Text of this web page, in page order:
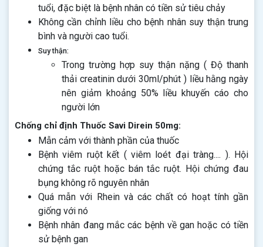
tuổi, đặc biệt là bệnh nhân có tiền sử tiêu chảy
Không cần chỉnh liều cho bệnh nhân suy thận trung
bình và người cao tuổi.
Suy thận:
Trong trường hợp suy thận nặng ( Độ thanh
thải creatinin dưới 30ml/phút ) liều hằng ngày
nên giảm khoảng 50% liều khuyến cáo cho
người lớn
Chống chỉ định Thuốc Savi Direin 50mg:
Mẫn cảm với thành phần của thuốc
Bệnh viêm ruột kết ( viêm loét đại tràng.... ). Hội
chứng tắc ruột hoặc bán tắc ruột. Hội chứng đau
bụng không rõ nguyên nhân
Quá mẫn với Rhein và các chất có hoạt tính gần
giống với nó
Bệnh nhân đang mắc các bệnh về gan hoặc có tiền
sử bệnh gan